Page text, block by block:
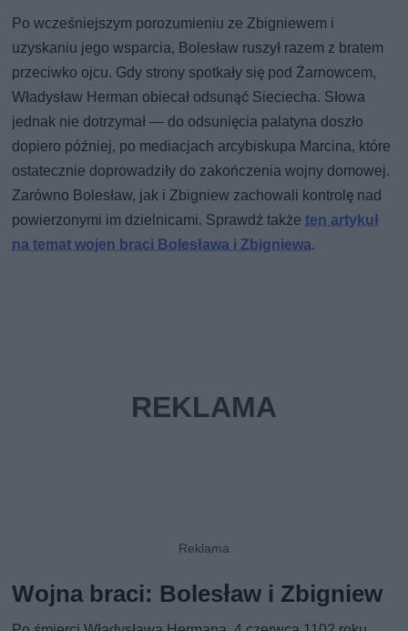
Po wcześniejszym porozumieniu ze Zbigniewem i
uzyskaniu jego wsparcia, Bolesław ruszył razem z bratem
przeciwko ojcu. Gdy strony spotkały się pod Żarnowcem,
Władysław Herman obiecał odsunąć Sieciecha. Słowa
jednak nie dotrzymał — do odsunięcia palatyna doszło
dopiero później, po mediacjach arcybiskupa Marcina, które
ostatecznie doprowadziły do zakończenia wojny domowej.
Zarówno Bolesław, jak i Zbigniew zachowali kontrolę nad
powierzonymi im dzielnicami. Sprawdź takżeten artykuł
na temat wojen braci Bolesława i Zbigniewa.
Wojna braci: Bolesław i Zbigniew